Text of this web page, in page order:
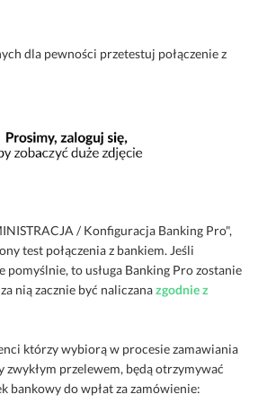
dla pewności przetestuj połączenie z
/ Konfiguracja Banking Pro",
test połączenia z bankiem. Jeśli
pomyślnie, to usługa Banking Pro zostanie
nią zacznie być naliczanazgodnie z
którzy wybiorą w procesie zamawiania
zwykłym przelewem, będą otrzymywać
bankowy do wpłat za zamówienie: